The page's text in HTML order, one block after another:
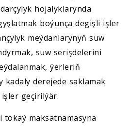
hojalyklarynda
boýunça degişli işler
meýdanlarynyň suw
suw serişdelerini
ýerleriň
kadaly derejede saklamak
geçirilýär.
maksatnamasyna